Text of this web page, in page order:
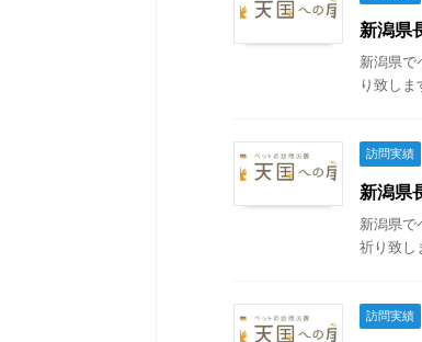
新潟県
新潟県で
り致し
訪問実績
新潟県
新潟県で
祈り致し
訪問実績